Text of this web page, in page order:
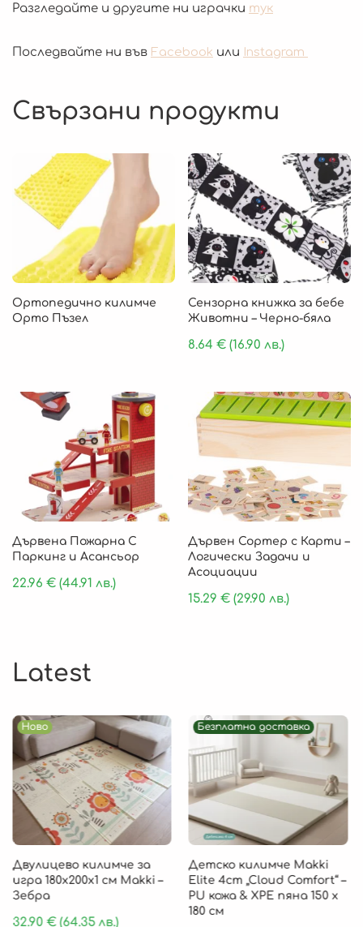
Разгледайте и другите ни играчки тук
Последвайте ни във Facebook или Instagram
Свързани продукти
Ортопедично килимче
Орто Пъзел
Сензорна книжка за бебе
Животни – Черно-бяла
8.64€ (16.90 лв.)
Дървена Пожарна С
Паркинг и Асансьор
22.96 € (44.91 лв.)
Дървен Сортер с Карти –
Логически Задачи и
Асоциации
15.29€ (29.90 лв.)
Latest
Ново
Двулицево килимче за
игра 180х200х1 см Makki –
Зебра
32.90 €(64.35 лв.)
Безплатна доставка
Детско килимче Makki
Elite 4cm „Cloud Comfort“ –
PU кожа & XPE пяна 150 х
180 см